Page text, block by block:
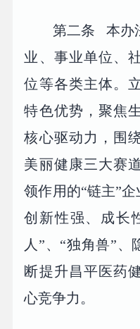
第二条 本办
业、事业单位、
位等各类主体。
特色优势，聚焦
核心驱动力，围
美丽健康三大赛
领作用的“链主”
创新性强、成长
人”、“独角兽”
断提升昌平医药
心竞争力。